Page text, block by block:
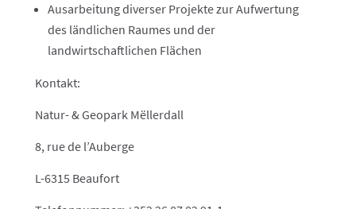
Ausarbeitung diverser Projekte zur Aufwertung
des ländlichen Raumes und der
landwirtschaftlichen Flächen
Kontakt:
Natur- & Geopark Mëllerdall
8, rue de l’Auberge
L-6315 Beaufort